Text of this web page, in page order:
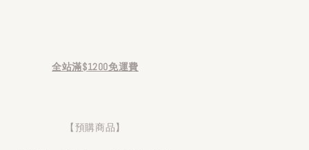
全站滿$1200免運費
【預購商品】